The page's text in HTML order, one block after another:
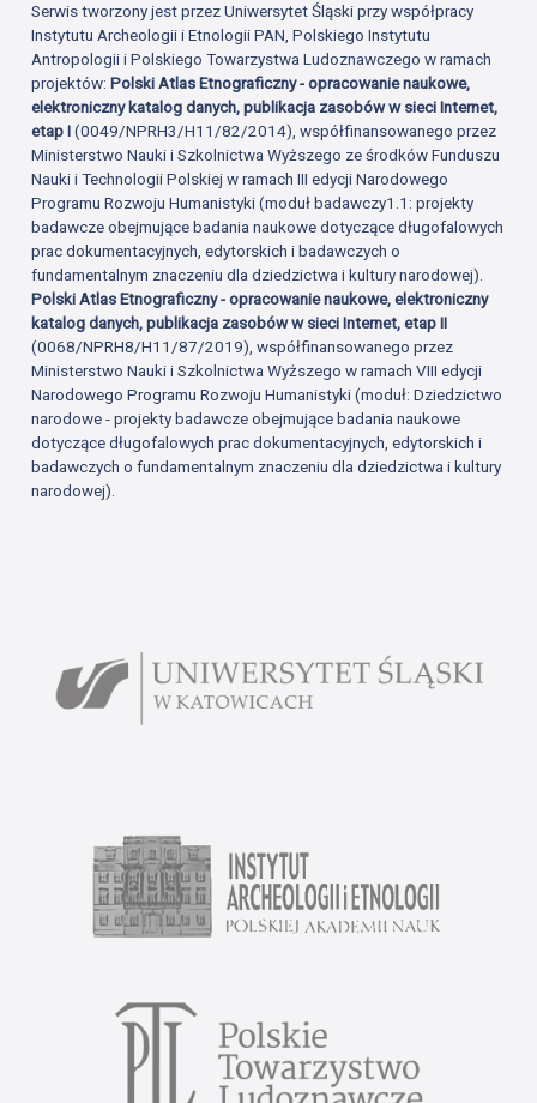
Serwis tworzony jest przez Uniwersytet Śląski przy współpracy
Instytutu Archeologii i Etnologii PAN, Polskiego Instytutu
Antropologii i Polskiego Towarzystwa Ludoznawczego w ramach
projektów:Polski Atlas Etnograficzny - opracowanie naukowe,
elektroniczny katalog danych, publikacja zasobów w sieci Internet,
etap I(0049/NPRH3/H11/82/2014), współfinansowanego przez
Ministerstwo Nauki i Szkolnictwa Wyższego ze środków Funduszu
Nauki i Technologii Polskiej w ramach III edycji Narodowego
Programu Rozwoju Humanistyki (moduł badawczy1.1: projekty
badawcze obejmujące badania naukowe dotyczące długofalowych
prac dokumentacyjnych, edytorskich i badawczych o
fundamentalnym znaczeniu dla dziedzictwa i kultury narodowej).
Polski Atlas Etnograficzny - opracowanie naukowe, elektroniczny
katalog danych, publikacja zasobów w sieci Internet, etap II
(0068/NPRH8/H11/87/2019), współfinansowanego przez
Ministerstwo Nauki i Szkolnictwa Wyższego w ramach VIII edycji
Narodowego Programu Rozwoju Humanistyki (moduł: Dziedzictwo
narodowe - projekty badawcze obejmujące badania naukowe
dotyczące długofalowych prac dokumentacyjnych, edytorskich i
badawczych o fundamentalnym znaczeniu dla dziedzictwa i kultury
narodowej).